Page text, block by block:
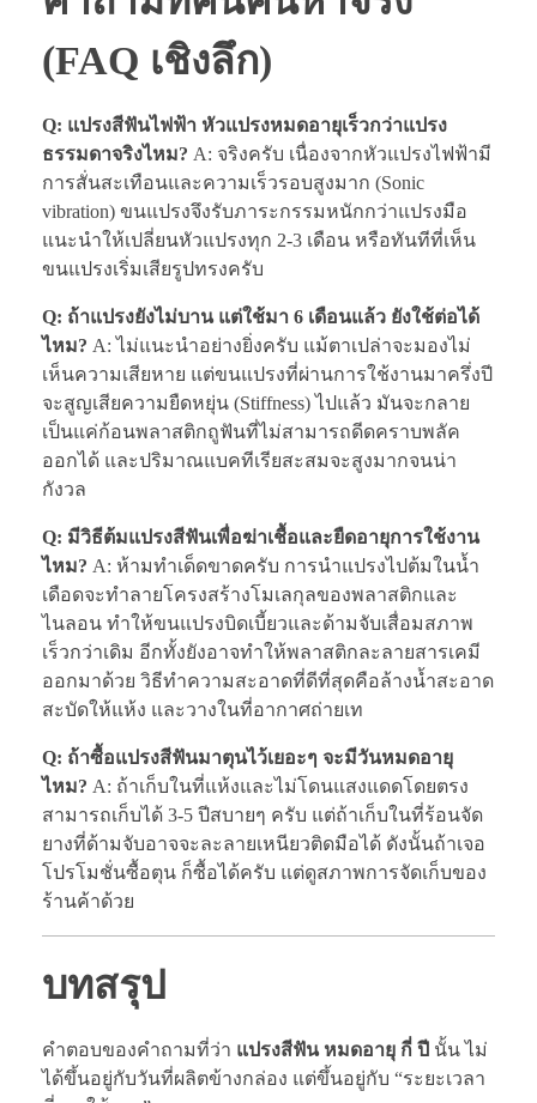
(FAQ เชิงลึก)
Q: แปรงสีฟันไฟฟ้า หัวแปรงหมดอายุเร็วกว่าแปรง
ธรรมดาจริงไหม? A: จริงครับ เนื่องจากหัวแปรงไฟฟ้ามี
การสั่นสะเทือนและความเร็วรอบสูงมาก (Sonic
vibration) ขนแปรงจึงรับภาระกรรมหนักกว่าแปรงมือ
แนะนำให้เปลี่ยนหัวแปรงทุก 2-3 เดือน หรือทันทีที่เห็น
ขนแปรงเริ่มเสียรูปทรงครับ
Q: ถ้าแปรงยังไม่บาน แต่ใช้มา 6 เดือนแล้ว ยังใช้ต่อได้
ไหม? A: ไม่แนะนำอย่างยิ่งครับ แม้ตาเปล่าจะมองไม่
เห็นความเสียหาย แต่ขนแปรงที่ผ่านการใช้งานมาครึ่งปี
จะสูญเสียความยืดหยุ่น (Stiffness) ไปแล้ว มันจะกลาย
เป็นแค่ก้อนพลาสติกถูฟันที่ไม่สามารถดีดคราบพลัค
ออกได้ และปริมาณแบคทีเรียสะสมจะสูงมากจนน่า
กังวล
Q: มีวิธีต้มแปรงสีฟันเพื่อฆ่าเชื้อและยืดอายุการใช้งาน
ไหม? A: ห้ามทำเด็ดขาดครับ การนำแปรงไปต้มในน้ำ
เดือดจะทำลายโครงสร้างโมเลกุลของพลาสติกและ
ไนลอน ทำให้ขนแปรงบิดเบี้ยวและด้ามจับเสื่อมสภาพ
เร็วกว่าเดิม อีกทั้งยังอาจทำให้พลาสติกละลายสารเคมี
ออกมาด้วย วิธีทำความสะอาดที่ดีที่สุดคือล้างน้ำสะอาด
สะบัดให้แห้ง และวางในที่อากาศถ่ายเท
Q: ถ้าซื้อแปรงสีฟันมาตุนไว้เยอะๆ จะมีวันหมดอายุ
ไหม? A: ถ้าเก็บในที่แห้งและไม่โดนแสงแดดโดยตรง
สามารถเก็บได้ 3-5 ปีสบายๆ ครับ แต่ถ้าเก็บในที่ร้อนจัด
ยางที่ด้ามจับอาจจะละลายเหนียวติดมือได้ ดังนั้นถ้าเจอ
โปรโมชั่นซื้อตุน ก็ซื้อได้ครับ แต่ดูสภาพการจัดเก็บของ
ร้านค้าด้วย
บทสรุป
คำตอบของคำถามที่ว่า แปรงสีฟัน หมดอายุ กี่ ปี นั้น ไม่
ได้ขึ้นอยู่กับวันที่ผลิตข้างกล่อง แต่ขึ้นอยู่กับ “ระยะเวลา